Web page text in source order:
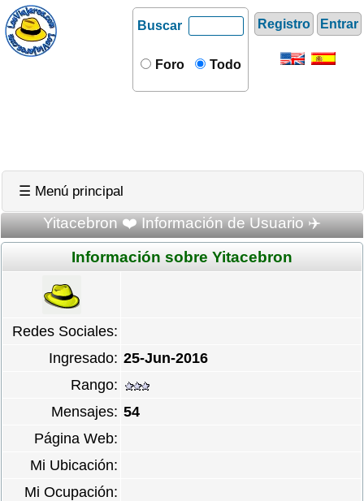
Registro Entrar
Buscar
Foro Todo
☰ Menú principal
Yitacebron ❤️ Información de Usuario ✈️
Información sobre Yitacebron
Redes Sociales:
Ingresado: 25-Jun-2016
Rango:
Mensajes: 54
Página Web:
Mi Ubicación:
Mi Ocupación: